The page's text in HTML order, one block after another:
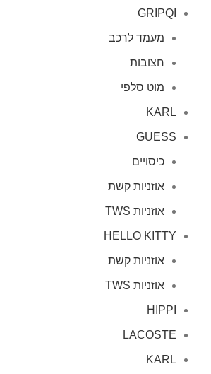
GRIPQI
מעמד לרכב
חצובות
מוט סלפי
KARL
GUESS
כיסויים
אוזניות קשת
אוזניות TWS
HELLO KITTY
אוזניות קשת
אוזניות TWS
HIPPI
LACOSTE
KARL